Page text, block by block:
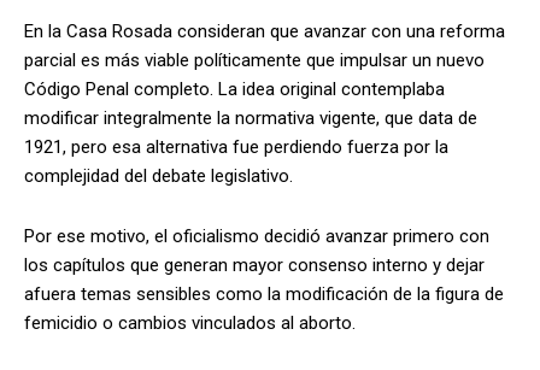
En la Casa Rosada consideran que avanzar con una reforma
parcial es más viable políticamente que impulsar un nuevo
Código Penal completo. La idea original contemplaba
modificar integralmente la normativa vigente, que data de
1921, pero esa alternativa fue perdiendo fuerza por la
complejidad del debate legislativo.
Por ese motivo, el oficialismo decidió avanzar primero con
los capítulos que generan mayor consenso interno y dejar
afuera temas sensibles como la modificación de la figura de
femicidio o cambios vinculados al aborto.